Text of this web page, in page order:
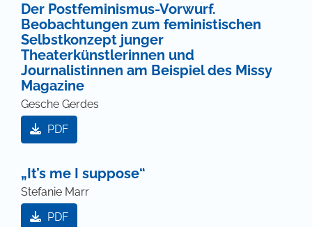
Der Postfeminismus-Vorwurf.
Beobachtungen zum feministischen
Selbstkonzept junger
Theaterkünstlerinnen und
Journalistinnen am Beispiel des Missy
Magazine
Gesche Gerdes
PDF
„It’s me I suppose“
Stefanie Marr
PDF